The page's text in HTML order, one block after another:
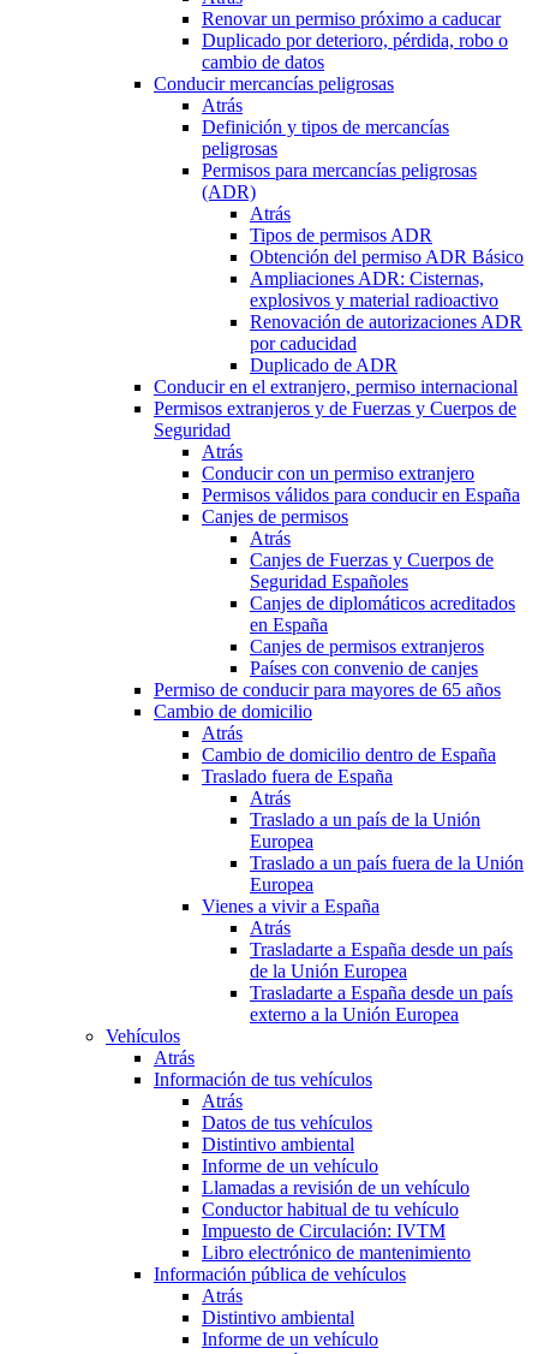
Renovar un permiso próximo a caducar
Duplicado por deterioro, pérdida, robo o
cambio de datos
Conducir mercancías peligrosas
Atrás
Definición y tipos de mercancías
peligrosas
Permisos para mercancías peligrosas
(ADR)
Atrás
Tipos de permisos ADR
Obtención del permiso ADR Básico
Ampliaciones ADR: Cisternas,
explosivos y material radioactivo
Renovación de autorizaciones ADR
por caducidad
Duplicado de ADR
Conducir en el extranjero, permiso internacional
Permisos extranjeros y de Fuerzas y Cuerpos de
Seguridad
Atrás
Conducir con un permiso extranjero
Permisos válidos para conducir en España
Canjes de permisos
Atrás
Canjes de Fuerzas y Cuerpos de
Seguridad Españoles
Canjes de diplomáticos acreditados
en España
Canjes de permisos extranjeros
Países con convenio de canjes
Permiso de conducir para mayores de 65 años
Cambio de domicilio
Atrás
Cambio de domicilio dentro de España
Traslado fuera de España
Atrás
Traslado a un país de la Unión
Europea
Traslado a un país fuera de la Unión
Europea
Vienes a vivir a España
Atrás
Trasladarte a España desde un país
de la Unión Europea
Trasladarte a España desde un país
externo a la Unión Europea
Vehículos
Atrás
Información de tus vehículos
Atrás
Datos de tus vehículos
Distintivo ambiental
Informe de un vehículo
Llamadas a revisión de un vehículo
Conductor habitual de tu vehículo
Impuesto de Circulación: IVTM
Libro electrónico de mantenimiento
Información pública de vehículos
Atrás
Distintivo ambiental
Informe de un vehículo